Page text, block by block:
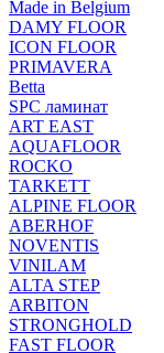
Made in Belgium
DAMY FLOOR
ICON FLOOR
PRIMAVERA
Betta
SPC ламинат
ART EAST
AQUAFLOOR
ROCKO
TARKETT
ALPINE FLOOR
ABERHOF
NOVENTIS
VINILAM
ALTA STEP
ARBITON
STRONGHOLD
FAST FLOOR